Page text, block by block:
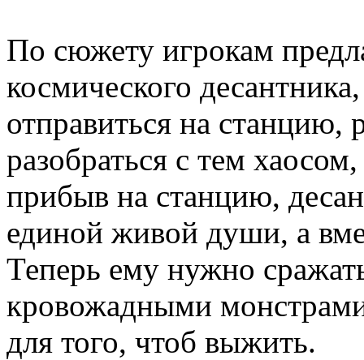
По сюжету игрокам
космического
отправиться на
разобраться с тем
прибыв на станцию,
единой живой души, а
Теперь ему нужно
кровожадными
для того, чтоб выжить.